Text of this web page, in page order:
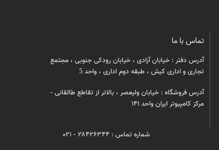
تماس با ما
آدرس دفتر : خیابان آزادی ، خیابان رودکی جنوبی ، مجتمع
تجاری و اداری کیش ، طبقه دوم اداری ، واحد 5
آدرس فروشگاه : خیابان ولیعصر ، بالاتر از تقاطع طالقانی -
مرکز کامپیوتر ایران واحد ۱۴۱
شماره تماس : ۲۸۴۲۶۳۴۴ - ۰۲۱